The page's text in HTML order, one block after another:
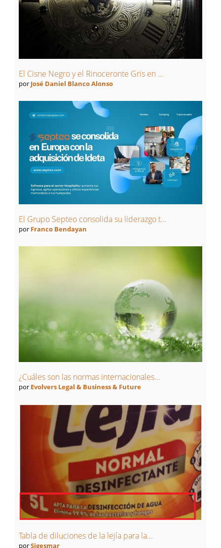
El Cisne Negro y el Rinoceronte Gris en ...
por José Daniel Blanco Alonso
El Grupo Septeo consolida su liderazgo t...
por Franco Bendayan
¿Cuáles son las normas internacionales...
por Evolvers Legal & Business & Future
Tabla de diluciones de la lejía para la...
porSigesmar